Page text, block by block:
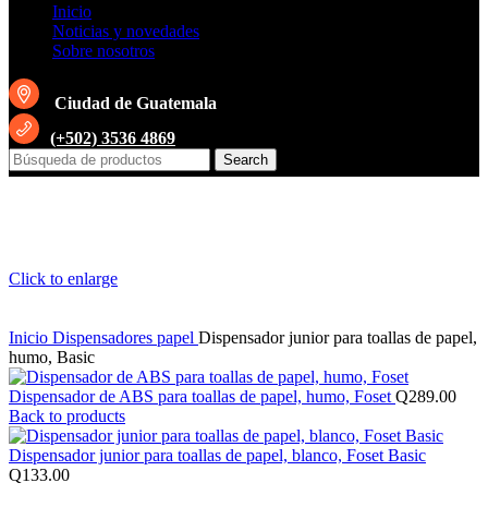
Inicio
Noticias y novedades
Sobre nosotros
Ciudad de Guatemala
(+502) 3536 4869
Search
Click to enlarge
Inicio Dispensadores papel Dispensador junior para toallas de papel,
humo, Basic
Dispensador de ABS para toallas de papel, humo, Foset Q289.00
Back to products
Dispensador junior para toallas de papel, blanco, Foset Basic
Q133.00